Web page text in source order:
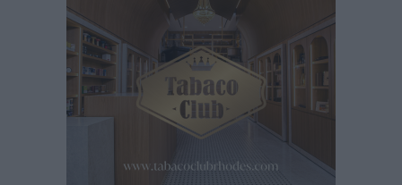
τουρισμός μπορεί να γίνει ο μεγαλύτερος πελάτης της
ελληνικής βιομηχανίας”
Τοπικές Ειδήσεις πριν 2 ώρες
Έρευνα ΕΟΤ: Οι Ευρωπαίοι ταξιδιώτες «ψηφίζουν»